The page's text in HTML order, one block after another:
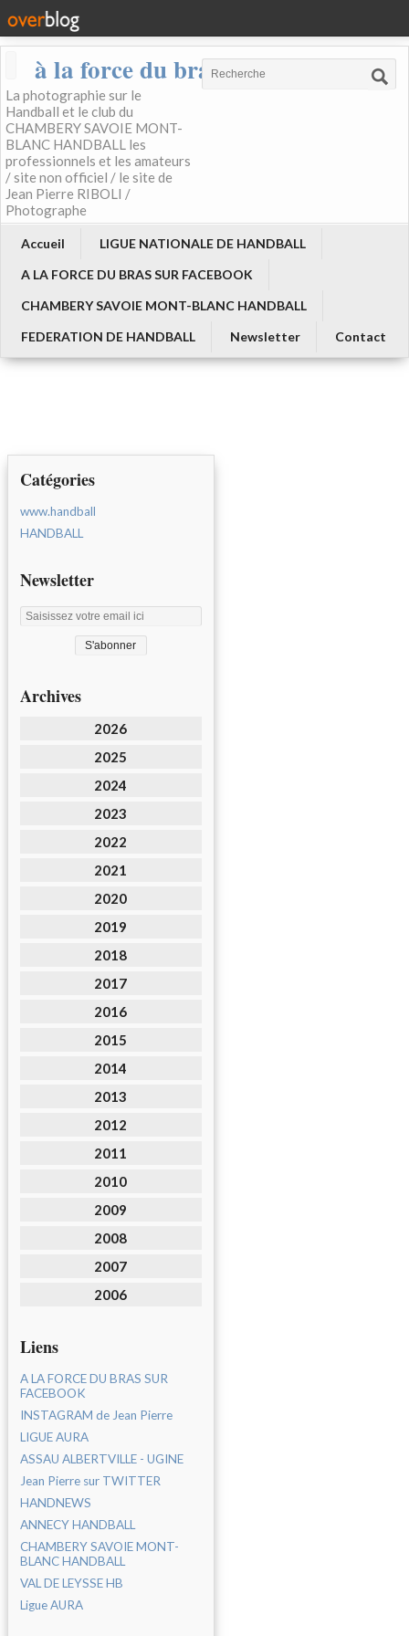
à la force du bras
La photographie sur le
Handball et le club du
CHAMBERY SAVOIE MONT-
BLANC HANDBALL les
professionnels et les amateurs
/ site non officiel / le site de
Jean Pierre RIBOLI /
Photographe
Accueil
LIGUE NATIONALE DE HANDBALL
A LA FORCE DU BRAS SUR FACEBOOK
CHAMBERY SAVOIE MONT-BLANC HANDBALL
FEDERATION DE HANDBALL
Newsletter Contact
Catégories
www.handball
HANDBALL
Newsletter
Archives
2026
2025
2024
2023
2022
2021
2020
2019
2018
2017
2016
2015
2014
2013
2012
2011
2010
2009
2008
2007
2006
Liens
A LA FORCE DU BRAS SUR
FACEBOOK
INSTAGRAM de Jean Pierre
LIGUE AURA
ASSAU ALBERTVILLE - UGINE
Jean Pierre sur TWITTER
HANDNEWS
ANNECY HANDBALL
CHAMBERY SAVOIE MONT-
BLANC HANDBALL
VAL DE LEYSSE HB
Ligue AURA